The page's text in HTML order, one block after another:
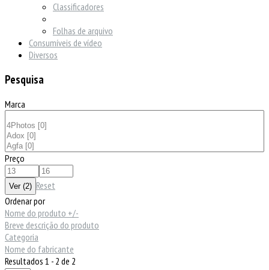
Classificadores
Folhas de arquivo
Consumíveis de vídeo
Diversos
Pesquisa
Marca
Preço
Reset
Ordenar por
Nome do produto +/-
Breve descrição do produto
Categoria
Nome do fabricante
Resultados 1 - 2 de 2